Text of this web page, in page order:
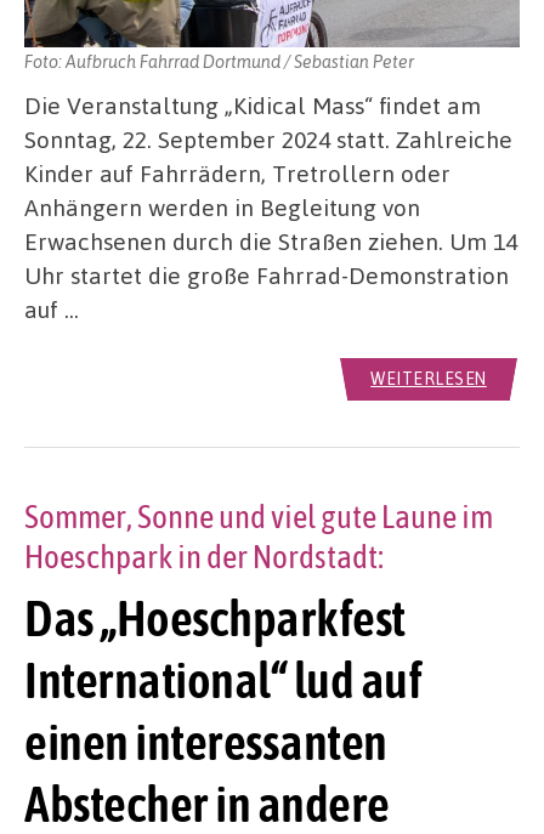
Foto: Aufbruch Fahrrad Dortmund / Sebastian Peter
Die Veranstaltung „Kidical Mass“ findet am
Sonntag, 22. September 2024 statt. Zahlreiche
Kinder auf Fahrrädern, Tretrollern oder
Anhängern werden in Begleitung von
Erwachsenen durch die Straßen ziehen. Um 14
Uhr startet die große Fahrrad-Demonstration
auf …
WEITERLESEN
Das „Hoeschparkfest
International“ lud auf
einen interessanten
Abstecher in andere
Sommer, Sonne und viel gute Laune im
Hoeschpark in der Nordstadt: